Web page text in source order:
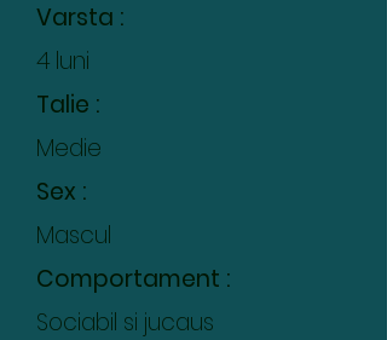
Varsta :
4 luni
Talie :
Medie
Sex :
Mascul
Comportament :
Sociabil si jucaus